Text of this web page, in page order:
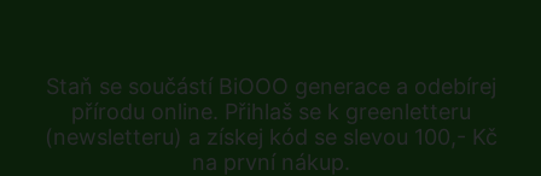
Staň se součástí BiOOO generace a odebírej
přírodu online. Přihlaš se k greenletteru
(newsletteru) a získej kód se slevou 100,- Kč
na první nákup.